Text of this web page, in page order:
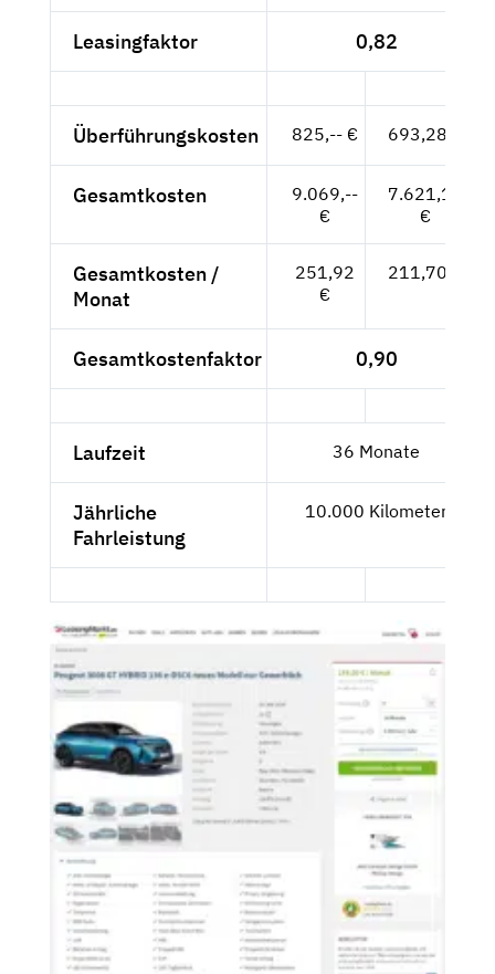
Leasingfaktor 0,82
Überführungskosten 825,-- € 693,28 €
Gesamtkosten
9.069,--
€
7.621,12
€
Gesamtkosten /
Monat
251,92
€
211,70 €
Gesamtkostenfaktor 0,90
Laufzeit 36 Monate
Jährliche
Fahrleistung
10.000 Kilometer